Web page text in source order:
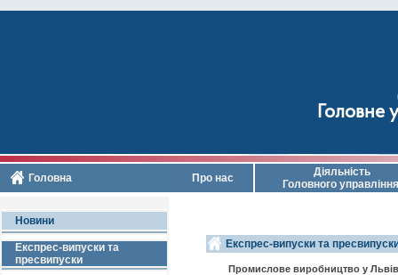
Головне
Головна Про нас
Діяльність
Головного управління
Новини
Експрес-випуски та
пресвипуски
Експрес-випуски та
Промислове виробництво у